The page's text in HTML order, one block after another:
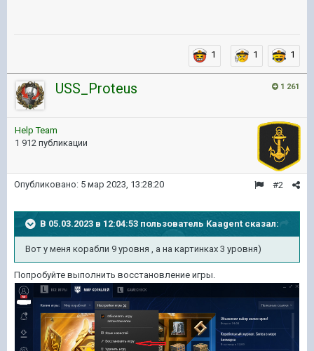
1 1 1
1 261
USS_Proteus
Help Team
1 912 публикации
#2
Опубликовано: 5 мар 2023, 13:28:20
В 05.03.2023 в 12:04:53 пользователь Kaagent сказал:
Вот у меня корабли 9 уровня , а на картинках 3 уровня)
Попробуйте выполнить восстановление игры.